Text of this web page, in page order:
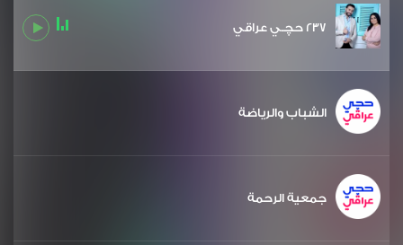
237 حچـي عراقي
الشباب والرياضة
جمعية الرحمة